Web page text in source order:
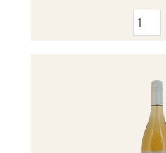
Počet